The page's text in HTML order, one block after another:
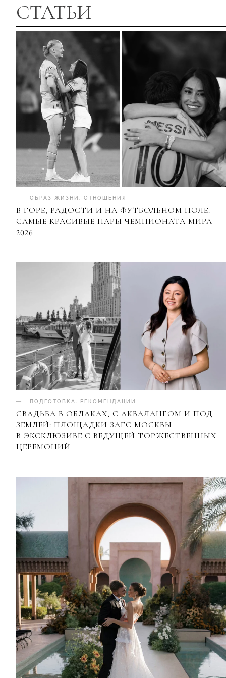
СТАТЬИ
ОБРАЗ ЖИЗНИ . ОТНОШЕНИЯ
В ГОРЕ, РАДОСТИ И НА ФУТБОЛЬНОМ ПОЛЕ:
САМЫЕ КРАСИВЫЕ ПАРЫ ЧЕМПИОНАТА МИРА
2026
ПОДГОТОВКА РЕКОМЕНДАЦИИ
СВАДЬБА В ОБЛАКАХ, С АКВАЛАНГОМ И ПОД
ЗЕМЛЕЙ: ПЛОЩАДКИ ЗАГС МОСКВЫ
В ЭКСКЛЮЗИВЕ С ВЕДУЩЕЙ ТОРЖЕСТВЕННЫХ
ЦЕРЕМОНИЙ